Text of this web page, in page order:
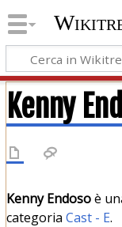
Kenny
Kenny Endosoè
categoria Cast - E.